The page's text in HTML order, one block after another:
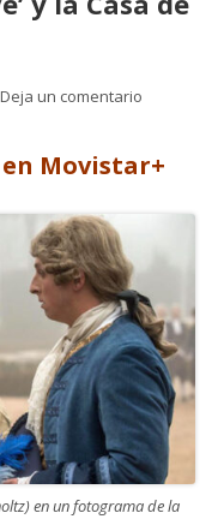
Deja un comentario
Movistar+
en un fotograma de la